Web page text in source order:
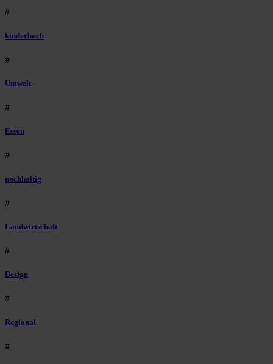
#
kinderbuch
#
Umwelt
#
Essen
#
nachhaltig
#
Landwirtschaft
#
Design
#
Regional
#